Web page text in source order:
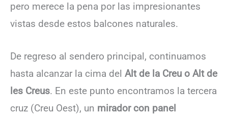
pero merece la pena por las impresionantes
vistas desde estos balcones naturales.
De regreso al sendero principal, continuamos
hasta alcanzar la cima del Alt de la Creu o Alt de
les Creus. En este punto encontramos la tercera
cruz (Creu Oest), un mirador con panel